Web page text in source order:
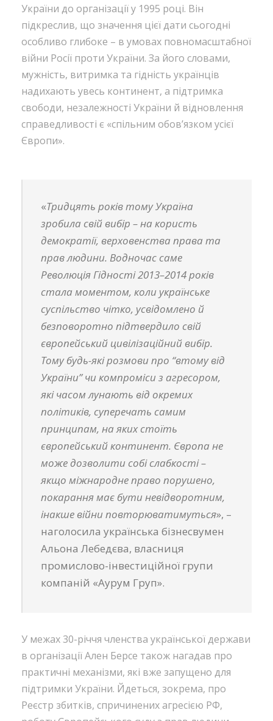
України до організації у 1995 році. Він
підкреслив, що значення цієї дати сьогодні
особливо глибоке – в умовах повномасштабної
війни Росії проти України. За його словами,
мужність, витримка та гідність українців
надихають увесь континент, а підтримка
свободи, незалежності України й відновлення
справедливості є «спільним обов’язком усієї
Європи».
«Тридцять років тому Україна
зробила свій вибір – на користь
демократії, верховенства права та
прав людини. Водночас саме
Революція Гідності 2013–2014 років
стала моментом, коли українське
суспільство чітко, усвідомлено й
безповоротно підтвердило свій
європейський цивілізаційний вибір.
Тому будь-які розмови про “втому від
України” чи компроміси з агресором,
які часом лунають від окремих
політиків, суперечать самим
принципам, на яких стоїть
європейський континент. Європа не
може дозволити собі слабкості –
якщо міжнародне право порушено,
покарання має бути невідворотним,
інакше війни повторюватимуться», –
наголосила українська бізнесвумен
Альона Лебедєва, власниця
промислово-інвестиційної групи
компаній «Аурум Груп».
У межах 30-річчя членства української держави
в організації Ален Берсе також нагадав про
практичні механізми, які вже запущено для
підтримки України. Йдеться, зокрема, про
Реєстр збитків, спричинених агресією РФ,